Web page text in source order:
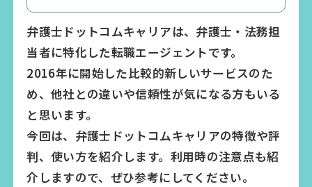
弁護士ドットコムキャリアは、弁護士・法務担
当者に特化した転職エージェントです。
2016年に開始した比較的新しいサービスのた
め、他社との違いや信頼性が気になる方もいる
と思います。
今回は、弁護士ドットコムキャリアの特徴や評
判、使い方を紹介します。利用時の注意点も紹
介しますので、ぜひ参考にしてください。